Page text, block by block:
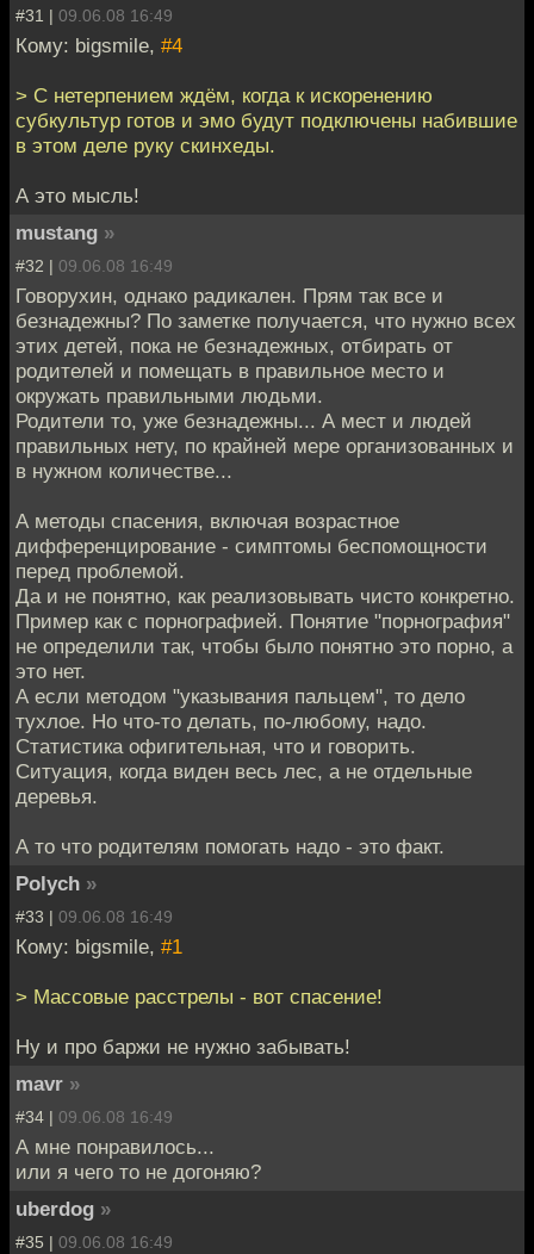
#31 | 09.06.08 16:49
Кому: bigsmile, #4
> С нетерпением ждём, когда к искоренению
субкультур готов и эмо будут подключены набившие
в этом деле руку скинхеды.
А это мысль!
mustang »
#32 | 09.06.08 16:49
Говорухин, однако радикален. Прям так все и
безнадежны? По заметке получается, что нужно всех
этих детей, пока не безнадежных, отбирать от
родителей и помещать в правильное место и
окружать правильными людьми.
Родители то, уже безнадежны... А мест и людей
правильных нету, по крайней мере организованных и
в нужном количестве...
А методы спасения, включая возрастное
дифференцирование - симптомы беспомощности
перед проблемой.
Да и не понятно, как реализовывать чисто конкретно.
Пример как с порнографией. Понятие "порнография"
не определили так, чтобы было понятно это порно, а
это нет.
А если методом "указывания пальцем", то дело
тухлое. Но что-то делать, по-любому, надо.
Статистика офигительная, что и говорить.
Ситуация, когда виден весь лес, а не отдельные
деревья.
А то что родителям помогать надо - это факт.
Polych »
#33 | 09.06.08 16:49
Кому: bigsmile, #1
> Массовые расстрелы - вот спасение!
Ну и про баржи не нужно забывать!
mavr »
#34 | 09.06.08 16:49
А мне понравилось...
или я чего то не догоняю?
uberdog »
#35 | 09.06.08 16:49